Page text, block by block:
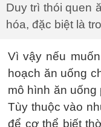
Duy trì thói quen
hóa, đặc biệt là
Vì vậy nếu
hoạch ăn uống
mô hình ăn
Tùy thuộc vào
để cơ thể biết